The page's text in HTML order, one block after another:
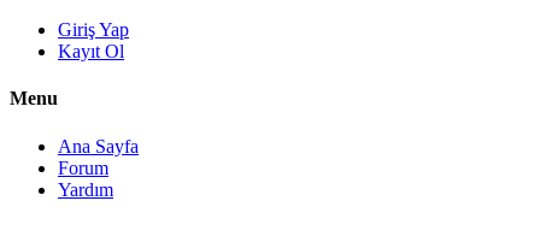
Giriş Yap
Kayıt Ol
Menu
Ana Sayfa
Forum
Yardım